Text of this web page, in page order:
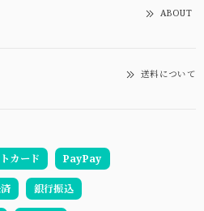
ABOUT
送料について
カード PayPay
銀行振込